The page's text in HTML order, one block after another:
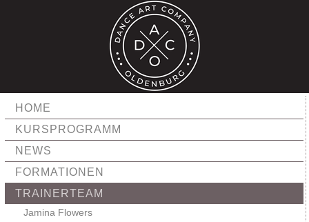
HOME
KURSPROGRAMM
NEWS
FORMATIONEN
TRAINERTEAM
Jamina Flowers